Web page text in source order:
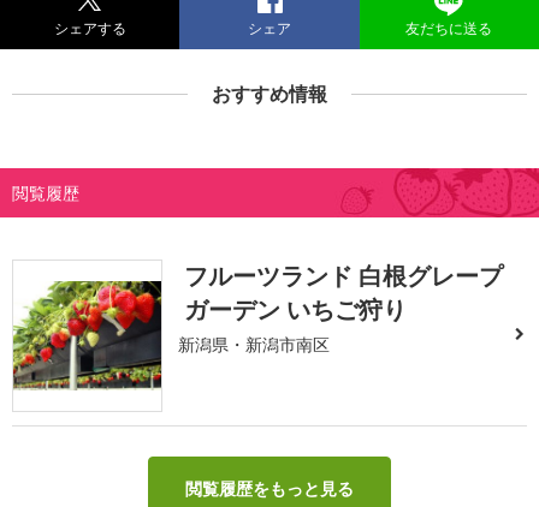
シェアする シェア 友だちに送る
おすすめ情報
閲覧履歴
フルーツランド 白根グレープ
ガーデン いちご狩り
新潟県・新潟市南区
閲覧履歴をもっと見る